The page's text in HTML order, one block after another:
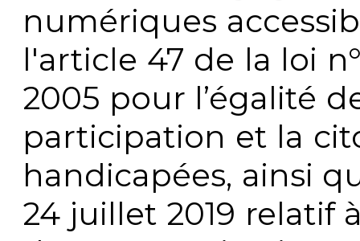
numériques
l'article 47 de la loi
2005 pour l’égalité
participation et la
handicapées, ainsi
24 juillet 2019 relatif